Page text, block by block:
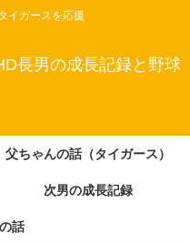
イガースを応援
長男の成長記録と野球
父ちゃんの話（タイガース）
次男の成長記録
話